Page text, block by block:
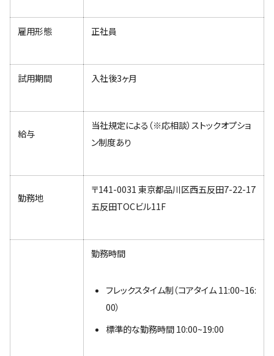
雇用形態 正社員
試用期間 入社後3ヶ月
給与
当社規定による（※応相談）ストックオプショ
ン制度あり
勤務地
〒141-0031 東京都品川区西五反田7-22-17
五反田TOCビル11F
勤務時間
フレックスタイム制（コアタイム 11:00~16:
00）
標準的な勤務時間 10:00~19:00